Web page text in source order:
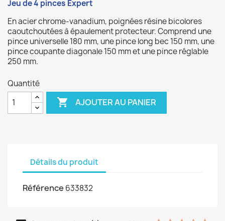
Jeu de 4 pinces Expert
En acier chrome-vanadium, poignées résine bicolores
caoutchoutées à épaulement protecteur. Comprend une
pince universelle 180 mm, une pince long bec 150 mm, une
pince coupante diagonale 150 mm et une pince réglable
250 mm.
Quantité
 AJOUTER AU PANIER
Détails du produit
Référence 633832